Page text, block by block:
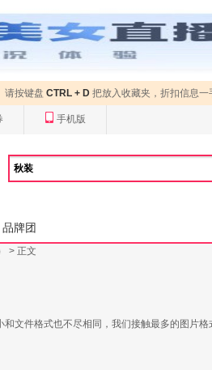
请按键盘 CTRL + D 把放入收藏夹，折扣信息一
手机版
品牌团
> 正文
文件格式也不尽相同，我们接触最多的图片